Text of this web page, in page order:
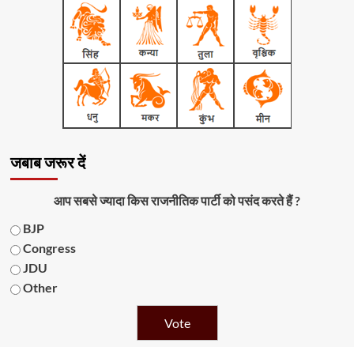
जबाब जरूर दें
आप सबसे ज्यादा किस राजनीतिक पार्टी को पसंद करते हैं ?
BJP
Congress
JDU
Other